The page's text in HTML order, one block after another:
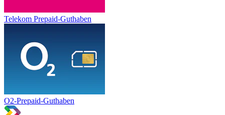
Telekom Prepaid-Guthaben
O2-Prepaid-Guthaben